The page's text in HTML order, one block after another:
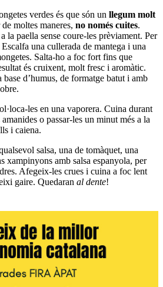
verdes és que són un llegum molt
moltes maneres, no només cuites.
la paella sense coure-les prèviament. Per
una cullerada de mantega i una
Salta-ho a foc fort fins que
és cruixent, molt fresc i aromàtic.
d’humus, de formatge batut i amb
les en una vaporera. Cuina durant
o passar-les un minut més a la
i caiena.
salsa, una de tomàquet, una
xampinyons amb salsa espanyola, per
Afegeix-les crues i cuina a foc lent
gaire. Quedaran al dente!